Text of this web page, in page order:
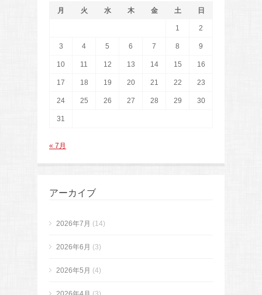
月 火 水 木 金 土 日
1 2
3 4 5 6 7 8 9
10 11 12 13 14 15 16
17 18 19 20 21 22 23
24 25 26 27 28 29 30
31
« 7月
アーカイブ
2026年7月 (14)
2026年6月 (3)
2026年5月 (4)